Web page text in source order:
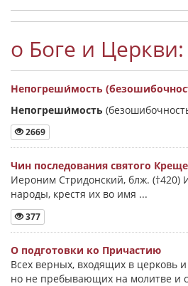
о Боге и Церкви:
Непогреши́мость
Непогреши́мость
2669
Чин последования святого
Иероним Стридонский, блж. (†420)
народы, крестя их во имя ...
377
О подготовки ко Причастию
Всех верных, входящих в церковь
но не пребывающих на молитве и